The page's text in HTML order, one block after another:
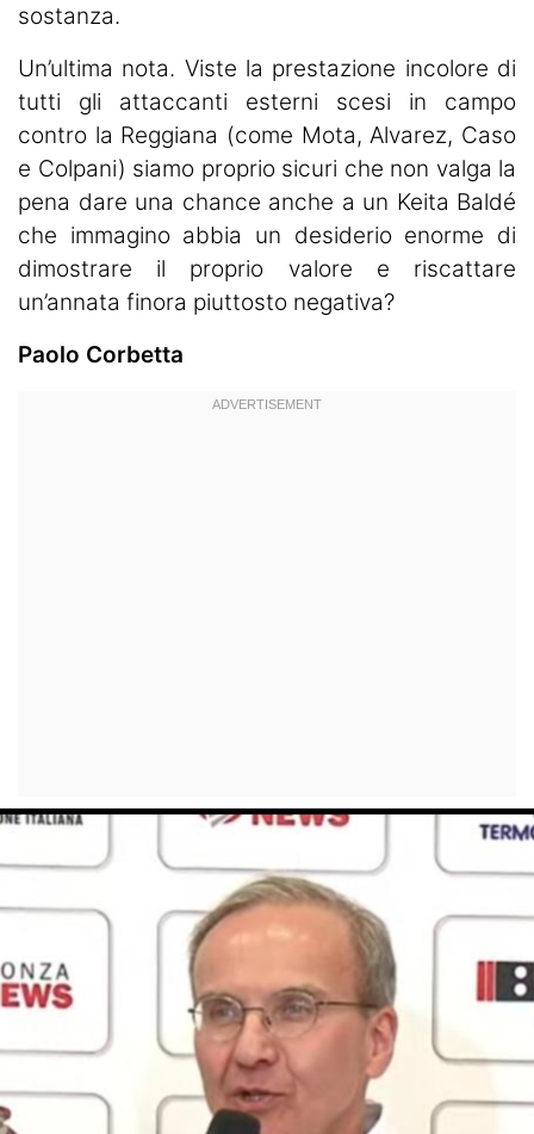
sostanza.
Un’ultima nota. Viste la prestazione incolore di
tutti gli attaccanti esterni scesi in campo
contro la Reggiana (come Mota, Alvarez, Caso
e Colpani) siamo proprio sicuri che non valga la
pena dare una chance anche a un Keita Baldé
che immagino abbia un desiderio enorme di
dimostrare il proprio valore e riscattare
un’annata finora piuttosto negativa?
Paolo Corbetta